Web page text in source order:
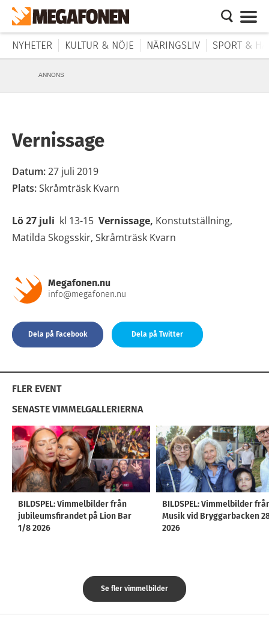
NYHETER KULTUR & NÖJE NÄRINGSLIV SPORT &
ANNONS
Vernissage
Datum:27 juli 2019
Plats:Skråmträsk Kvarn
Lö 27 juli kl 13-15 Vernissage, Konstutställning,
Matilda Skogsskir, Skråmträsk Kvarn
Megafonen.nu
info@megafonen.nu
Dela på Facebook Dela på Twitter
FLER EVENT
SENASTE VIMMELGALLERIERNA
BILDSPEL: Vimmelbilder från
jubileumsfirandet på Lion Bar
1/8 2026
BILDSPEL: Vimmelbilder
Musik vid Bryggarbacken
2026
Se fler vimmelbilder